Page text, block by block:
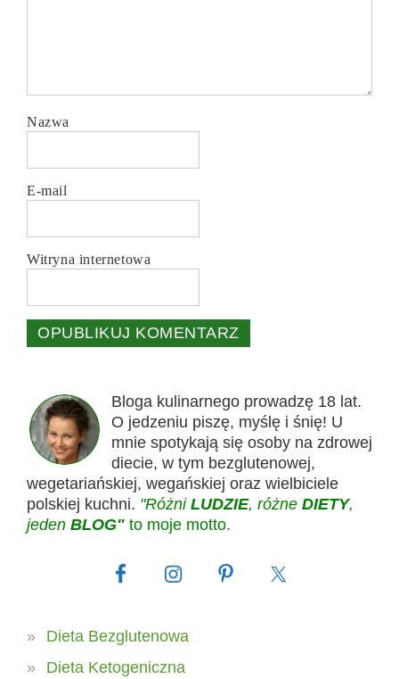
Nazwa
E-mail
Witryna internetowa
Bloga kulinarnego prowadzę 18 lat.
O jedzeniu piszę, myślę i śnię! U
mnie spotykają się osoby na zdrowej
diecie, w tym bezglutenowej,
wegetariańskiej, wegańskiej oraz wielbiciele
polskiej kuchni. "Różni LUDZIE, różne DIETY,
jeden BLOG" to moje motto.
Dieta Bezglutenowa
Dieta Ketogeniczna